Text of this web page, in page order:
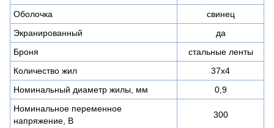
Оболочка
свинец
Экранированный
да
Броня
стальные ленты
Количество жил
37х4
Номинальный диаметр жилы, мм
0,9
Номинальное переменное
напряжение, В
300